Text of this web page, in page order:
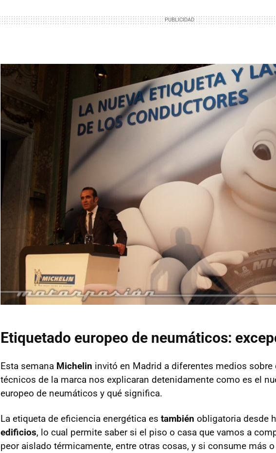
Etiquetado europeo de neumáticos:
Esta semana Michelin invitó en Madrid a diferentes medios sobre
técnicos de la marca nos explicaran detenidamente como es el
europeo de neumáticos y qué significa.
La etiqueta de eficiencia energética es también obligatoria desde
edificios, lo cual permite saber si el piso o casa que vamos a
peor aislado térmicamente, entre otras cosas, y si consume más